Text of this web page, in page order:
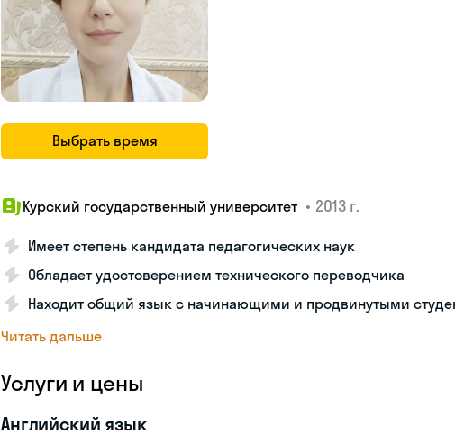
Выбрать время
Курский государственный университет • 2013 г.
Имеет степень кандидата педагогических наук
Обладает удостоверением технического переводчика
Находит общий язык с начинающими и продвинутыми
Читать дальше
Услуги и цены
Английский язык